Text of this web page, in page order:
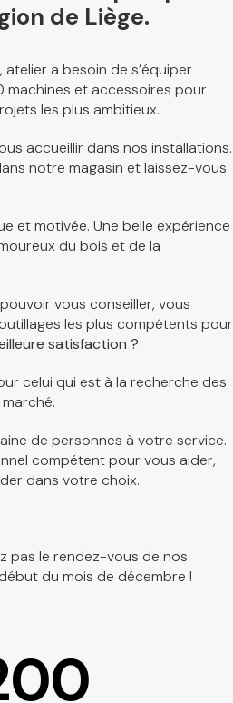
de Liège.
a besoin de s’équiper
et accessoires pour
les plus ambitieux.
accueillir dans nos installations.
notre magasin et laissez-vous
et motivée. Une belle expérience
du bois et de la
vous conseiller, vous
les plus compétents pour
satisfaction ?
celui qui est à la recherche des
de personnes à votre service.
compétent pour vous aider,
dans votre choix.
pas le rendez-vous de nos
du mois de décembre !